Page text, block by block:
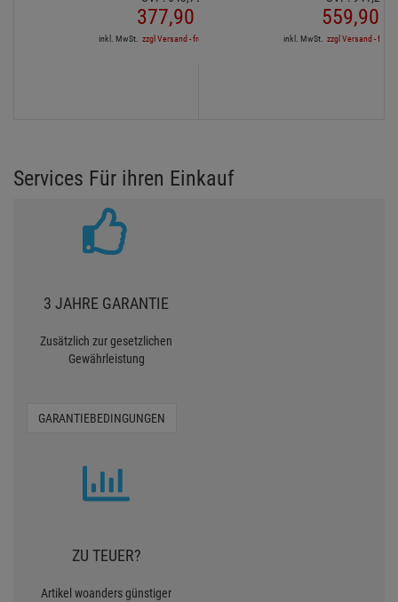
377,90
inkl. MwSt. zzgl Versand - frei ab 90,-€ in DE
559,90
inkl. MwSt. zzgl Versand - frei
Services Für ihren Einkauf
3 JAHRE GARANTIE
Zusätzlich zur gesetzlichen
Gewährleistung
GARANTIEBEDINGUNGEN
ZU TEUER?
Artikel woanders günstiger